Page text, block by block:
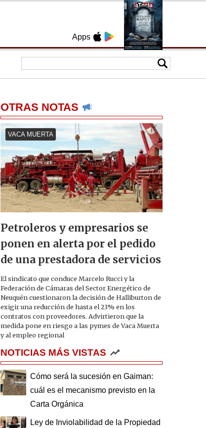
Apps
OTRAS NOTAS
VACA MUERTA
Petroleros y empresarios se
ponen en alerta por el pedido
de una prestadora de servicios
El sindicato que conduce Marcelo Rucci y la
Federación de Cámaras del Sector Energético de
Neuquén cuestionaron la decisión de Halliburton de
exigir una reducción de hasta el 23% en los
contratos con proveedores. Advirtieron que la
medida pone en riesgo a las pymes de Vaca Muerta
y al empleo regional
NOTICIAS MÁS VISTAS
Cómo será la sucesión en Gaiman:
cuál es el mecanismo previsto en la
Carta Orgánica
Ley de Inviolabilidad de la Propiedad